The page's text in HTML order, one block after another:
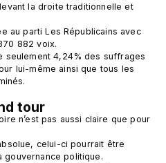
la droite traditionnelle et
au parti Les Républicains avec
882 voix.
seulement 4,24% des suffrages
lui-même ainsi que tous les
tour
n’est pas aussi claire que pour
celui-ci pourrait être
gouvernance politique.